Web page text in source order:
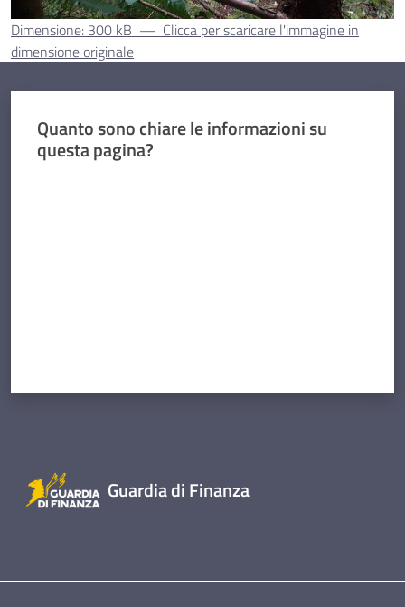
Dimensione: 300 kB — Clicca per scaricare l'immagine in
dimensione originale
Quanto sono chiare le informazioni su
questa pagina?
Guardia di Finanza